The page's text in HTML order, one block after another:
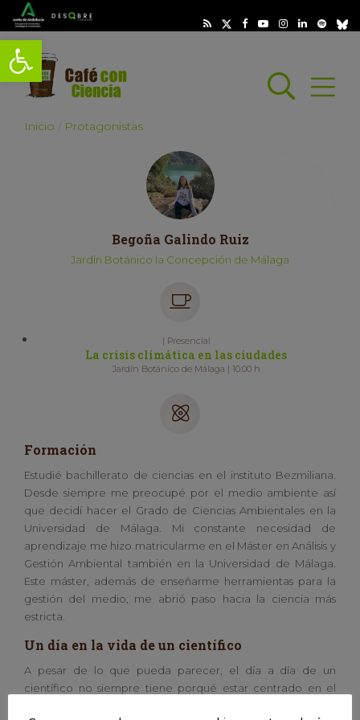
Abrir barra de herramientas
Abrir
Inicio Protagonistas
Begoña Galindo Ruiz
Jardín Botánico la Concepción de Málaga
| Presencial
La crisis climática en las ciudades
Jardín Botánico de Málaga | 10.00 h
Formación
Estudié bachillerato de ciencias en el instituto Bezmiliana.
Desde siempre me preocupé por el medio ambiente así
que decidí hacer el Grado de Ciencias Ambientales en la
Universidad de Málaga. Mi constante necesidad de
aprendizaje me hizo matricularme en el Máster en Análisis y
Gestión Ambiental también en la Universidad de Málaga.
Este máster, además de enseñarme herramientas para la
gestión del medio, me abrió paso hacia la ciencia más
estricta.
Un día en la vida de un científico
A pesar de lo que pueda parecer, el día a día de un
científico no siempre tiene porqué estar centrado en el